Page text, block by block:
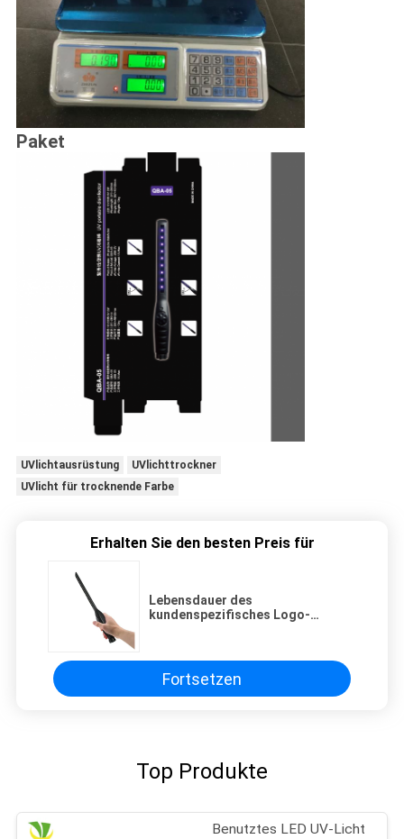
Paket
UVlichtausrüstung
UVlichttrockner
UVlicht für trocknende Farbe
Erhalten Sie den besten Preis für
Lebensdauer des
kundenspezifisches Logo-
Sterilisations-Stabs-1.8w 20000h
Fortsetzen
Top Produkte
Benutztes LED UV-Licht